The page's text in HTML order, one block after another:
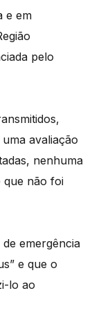
e em
pelo
avaliação
nenhuma
que não foi
emergência
e que o
lo ao